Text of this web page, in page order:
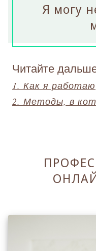
Я могу
Читайте
1. Как я работаю
2. Методы, в